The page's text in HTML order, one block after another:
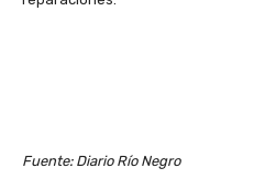
Fuente: Diario Río Negro